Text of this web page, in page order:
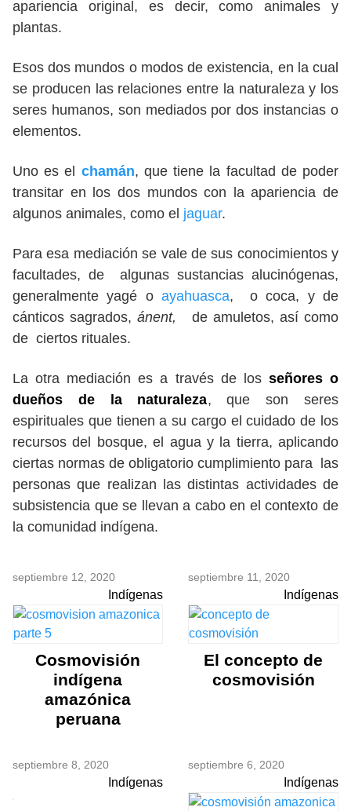
apariencia original, es decir, como animales y
plantas.
Esos dos mundos o modos de existencia, en la cual
se producen las relaciones entre la naturaleza y los
seres humanos, son mediados por dos instancias o
elementos.
Uno es el chamán, que tiene la facultad de poder
transitar en los dos mundos con la apariencia de
algunos animales, como el jaguar.
Para esa mediación se vale de sus conocimientos y
facultades, de algunas sustancias alucinógenas,
generalmente yagé oayahuasca, o coca, y de
cánticos sagrados, ánent,
de amuletos, así como
de ciertos rituales.
La otra mediación es a través de los señores o
dueños de la naturaleza, que son seres
espirituales que tienen a su cargo el cuidado de los
recursos del bosque, el agua y la tierra, aplicando
ciertas normas de obligatorio cumplimiento para las
personas que realizan las distintas actividades de
subsistencia que se llevan a cabo en el contexto de
la comunidad indígena.
septiembre 12, 2020
Indígenas
Cosmovisión
indígena
amazónica
peruana
septiembre 11, 2020
Indígenas
El concepto de
cosmovisión
septiembre 8, 2020
Indígenas
septiembre 6, 2020
Indígenas